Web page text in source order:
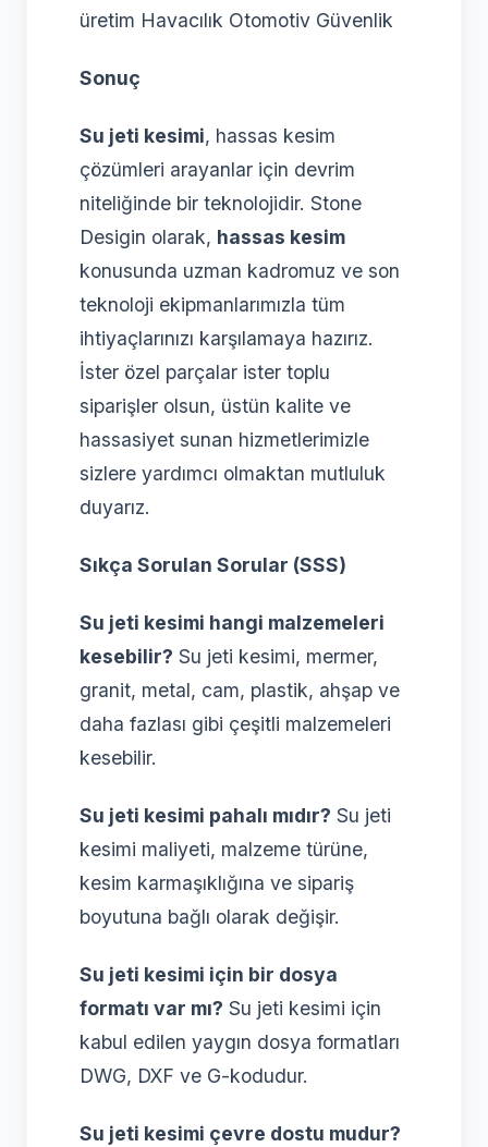
üretim Havacılık Otomotiv Güvenlik
Sonuç
Su jeti kesimi, hassas kesim
çözümleri arayanlar için devrim
niteliğinde bir teknolojidir. Stone
Desigin olarak, hassas kesim
konusunda uzman kadromuz ve son
teknoloji ekipmanlarımızla tüm
ihtiyaçlarınızı karşılamaya hazırız.
İster özel parçalar ister toplu
siparişler olsun, üstün kalite ve
hassasiyet sunan hizmetlerimizle
sizlere yardımcı olmaktan mutluluk
duyarız.
Sıkça Sorulan Sorular (SSS)
Su jeti kesimi hangi malzemeleri
kesebilir? Su jeti kesimi, mermer,
granit, metal, cam, plastik, ahşap ve
daha fazlası gibi çeşitli malzemeleri
kesebilir.
Su jeti kesimi pahalı mıdır? Su jeti
kesimi maliyeti, malzeme türüne,
kesim karmaşıklığına ve sipariş
boyutuna bağlı olarak değişir.
Su jeti kesimi için bir dosya
formatı var mı? Su jeti kesimi için
kabul edilen yaygın dosya formatları
DWG, DXF ve G-kodudur.
Su jeti kesimi çevre dostu mudur?